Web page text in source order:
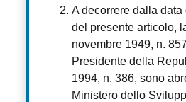
A decorrere dalla
del presente articolo,
novembre 1949, n.
Presidente della
1994, n. 386, sono
Ministero dello